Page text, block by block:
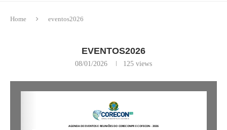
Home eventos2026
EVENTOS2026
08/01/2026 125 views